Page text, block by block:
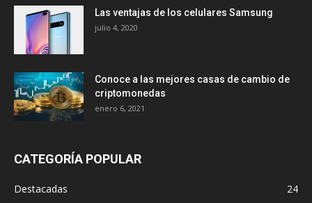
Las ventajas de los celulares Samsung
julio 4, 2020
Conoce a las mejores casas de cambio de
criptomonedas
enero 6, 2021
CATEGORÍA POPULAR
Destacadas
24